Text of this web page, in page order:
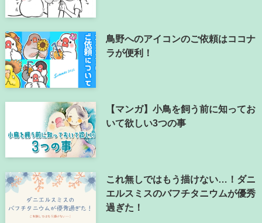
鳥野へのアイコンのご依頼はココナ
ラが便利！
【マンガ】小鳥を飼う前に知ってお
いて欲しい3つの事
これ無しではもう描けない…！ダニ
エルスミスのバフチタニウムが優秀
過ぎた！